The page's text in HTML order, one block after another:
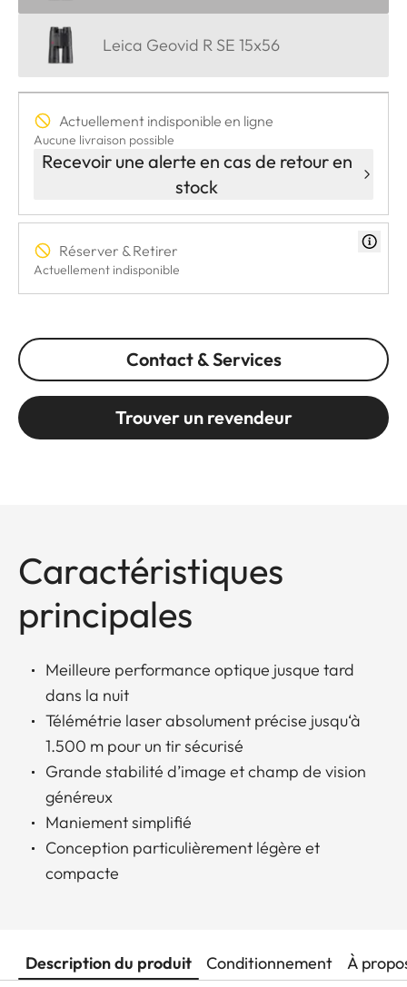
Leica Geovid R SE 15x56
Actuellement indisponible en ligne
Aucune livraison possible
Recevoir une alerte en cas de retour en
stock
Réserver & Retirer
Actuellement indisponible
Contact & Services
Trouver un revendeur
Caractéristiques
principales
Meilleure performance optique jusque tard
dans la nuit
Télémétrie laser absolument précise jusqu‘à
1.500 m pour un tir sécurisé
Grande stabilité d’image et champ de vision
généreux
Maniement simplifié
Conception particulièrement légère et
compacte
Description du produit Conditionnement À